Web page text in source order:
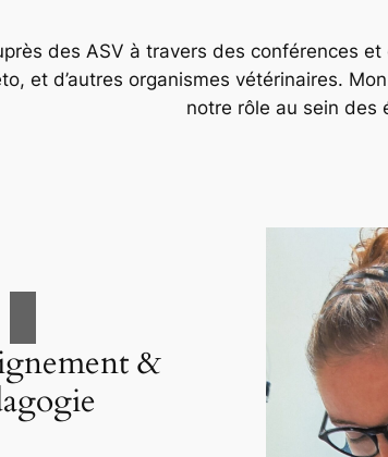
des ASV à travers des conférences
et d’autres organismes vétérinaires.
notre rôle au sein des
&